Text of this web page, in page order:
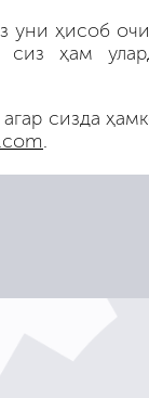
уни ҳисоб
ҳам
сизда
.